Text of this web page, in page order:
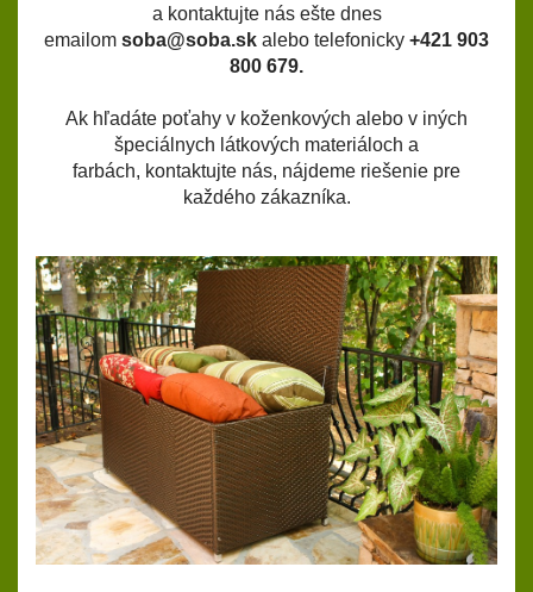
a kontaktujte nás ešte dnes
emailom soba@soba.sk alebo telefonicky +421 903
800 679.
Ak hľadáte poťahy v koženkových alebo v iných
špeciálnych látkových materiáloch a
farbách, kontaktujte nás, nájdeme riešenie pre
každého zákazníka.